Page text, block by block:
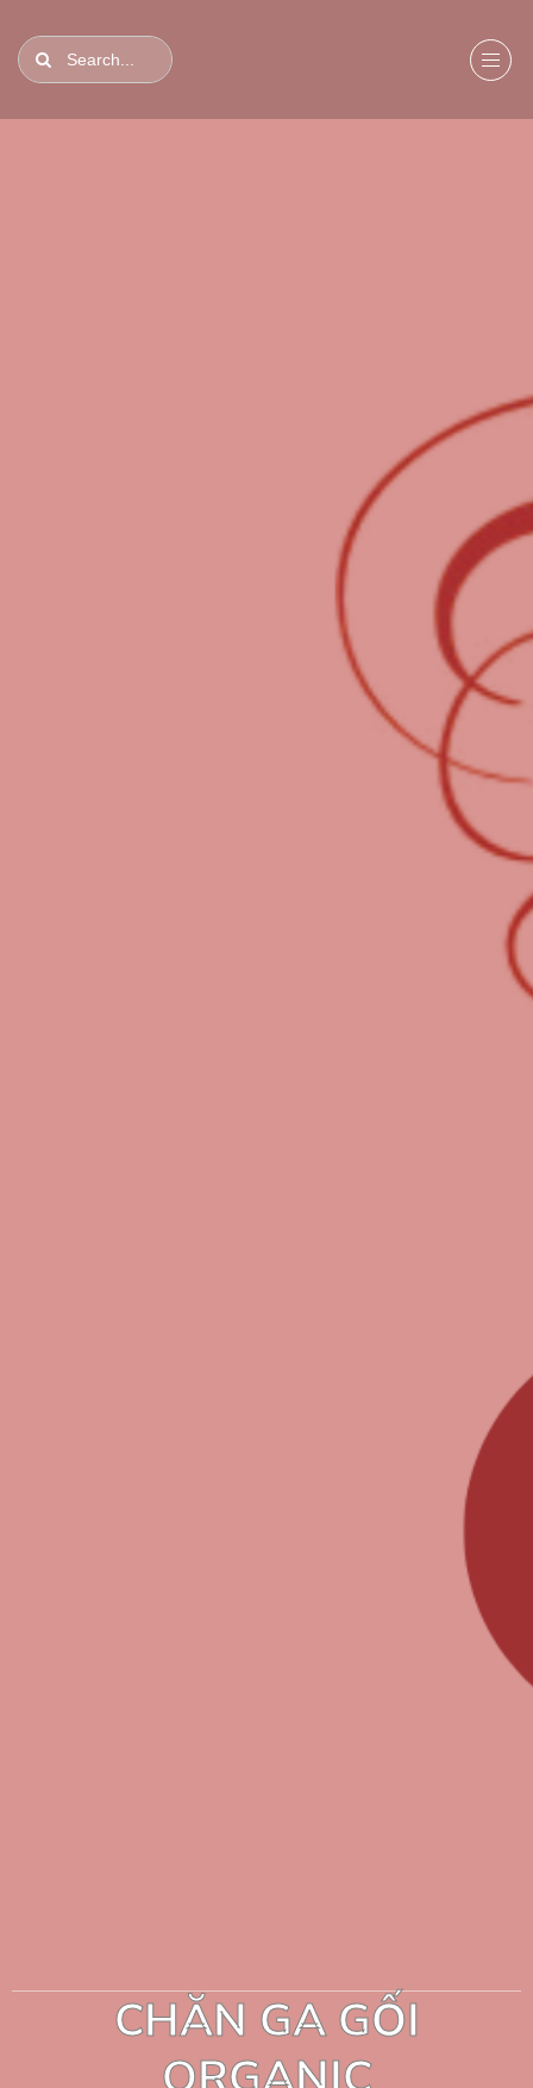
CHĂN GA GỐI